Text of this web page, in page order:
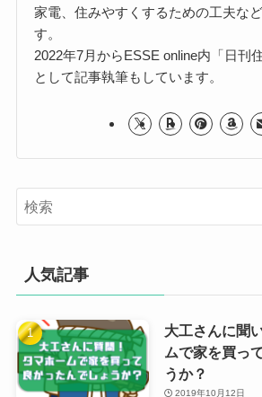
家電、住みやすくするための工夫な
す。
2022年7月からESSE online内「日刊
として記事執筆もしています。
人気記事
大工さんに聞
ムで家を買っ
うか？
2019年10月12日